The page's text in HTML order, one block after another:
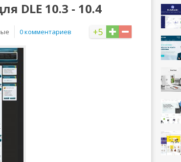
DLE 10.3 - 10.4
+5
0 комментариев